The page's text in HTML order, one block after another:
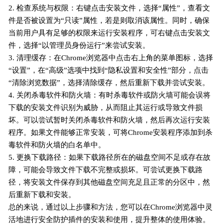
2. 检查系统与权限：右键点击安装文件，选择“属性”，查看文
件是否被设置为“只读”属性，若是则取消该属性。同时，确保
当前用户具有足够的权限来运行安装程序，可右键点击安装文
件，选择“以管理员身份运行”来尝试安装。
3. 清理缓存：在Chrome浏览器中点击右上角的菜单图标，选择
“设置”，在“高级”选项中找到“隐私设置和安全性”部分，点击
“清除浏览数据”，选择清除缓存，然后重新下载并尝试安装。
4. 关闭杀毒软件和防火墙：有时杀毒软件或防火墙可能会误将
下载的安装文件识别为威胁，从而阻止其运行或导致文件损
坏。可以尝试暂时关闭杀毒软件和防火墙，然后再次运行安装
程序。如果文件能够正常安装，可将Chrome安装程序添加到杀
毒软件和防火墙的白名单中。
5. 更换下载路径：如果下载路径所在的磁盘空间不足或存在故
障，可能会导致文件下载不完整或损坏。可尝试更换下载路
径，将安装文件保存到其他磁盘空间充足且正常的分区中，然
后重新下载和安装。
总的来说，通过以上步骤和方法，您可以在Chrome浏览器中灵
活地进行安全防护插件的安装和使用，提升整体的使用体验。